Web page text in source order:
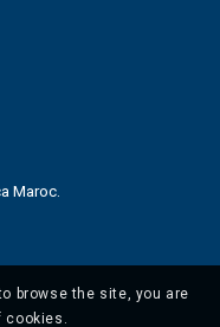
Maroc.
browse the site, you are
cookies.